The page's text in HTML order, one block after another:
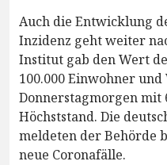
Auch die Entwicklung
Inzidenz geht weiter
Institut gab den Wert
100.000 Einwohner und
Donnerstagmorgen mit
Höchststand. Die
meldeten der Behörde
neue Coronafälle.